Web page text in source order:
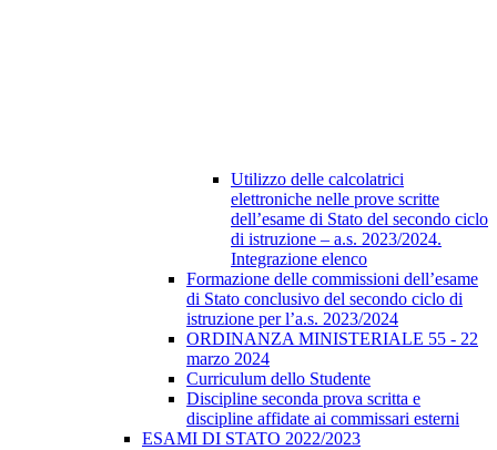
Utilizzo delle calcolatrici
elettroniche nelle prove scritte
dell’esame di Stato del secondo ciclo
di istruzione – a.s. 2023/2024.
Integrazione elenco
Formazione delle commissioni dell’esame
di Stato conclusivo del secondo ciclo di
istruzione per l’a.s. 2023/2024
ORDINANZA MINISTERIALE 55 - 22
marzo 2024
Curriculum dello Studente
Discipline seconda prova scritta e
discipline affidate ai commissari esterni
ESAMI DI STATO 2022/2023